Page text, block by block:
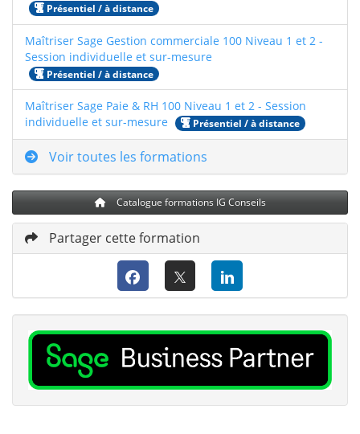
Présentiel / à distance
Maîtriser Sage Gestion commerciale 100 Niveau 1 et 2 -
Session individuelle et sur-mesure
Présentiel / à distance
Maîtriser Sage Paie & RH 100 Niveau 1 et 2 - Session
individuelle et sur-mesure
Présentiel / à distance
Voir toutes les formations
Catalogue formations IG Conseils
Partager cette formation